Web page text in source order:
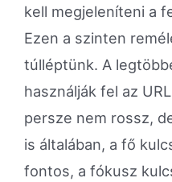
kell megjeleníteni a
Ezen a szinten
túlléptünk. A
használják fel az
persze nem rossz,
is általában, a fő
fontos, a fókusz